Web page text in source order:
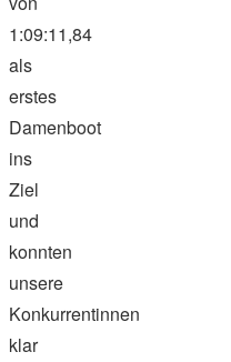
1:09:11,84
als
erstes
Damenboot
ins
Ziel
und
konnten
unsere
Konkurrentinnen
klar